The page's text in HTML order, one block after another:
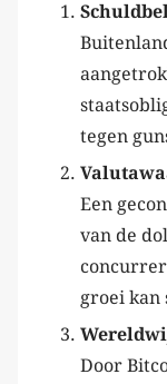
tegen
Een
van de
groei kan
Door